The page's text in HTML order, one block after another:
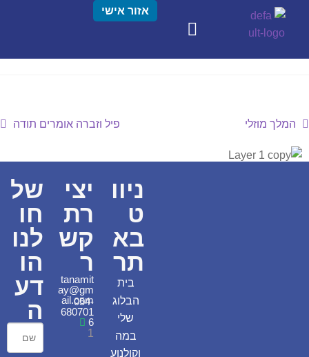
אזור אישי
המלך מוזלי פיל וזברה אומרים תודה
ניוו
ט
בא
תר
בית
הבלוג
שלי
במה
וקולנוע
יצי
רת
קש
ר
tanamit
ay@gm
ail.com
054-
680701
6
1
של
חו
לנו
הו
דע
ה